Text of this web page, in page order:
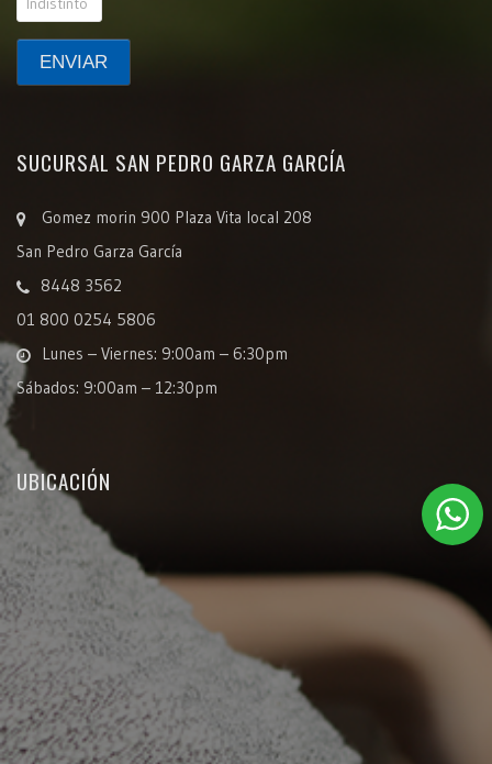
SUCURSAL SAN PEDRO GARZA GARCÍA
Gomez morin 900 Plaza Vita local 208
San Pedro Garza García
8448 3562
01 800 0254 5806
Lunes – Viernes: 9:00am – 6:30pm
Sábados: 9:00am – 12:30pm
UBICACIÓN